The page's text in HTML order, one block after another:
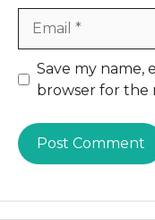
Website
Save my name,
browser for the